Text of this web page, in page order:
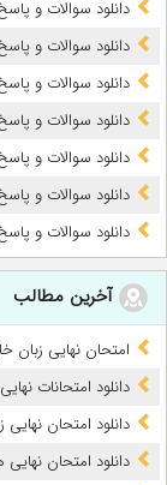
دانلود سوالات و پاسخ ارشد 94
دانلود سوالات و پاسخ ارشد 1401
دانلود سوالات و پاسخ ارشد 86
دانلود سوالات و پاسخ کنکور
دانلود سوالات و پاسخ ارشد 88
دانلود سوالات و پاسخ ارشد 1400
دانلود سوالات و پاسخ ارشد 87
آخرین مطالب
امتحان نهایی زبان خارجی 2 پایه یازدهم تیر و مرداد
دانلود امتحانات نهایی
دانلود امتحان نهایی زیست شناسی 2
دانلود امتحان نهایی